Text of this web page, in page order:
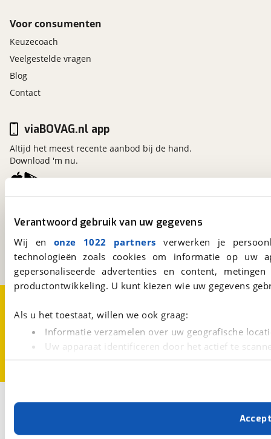
Verantwoord gebruik van uw gegevens
Wij en onze 1022 partners verwerken je
technologieën zoals cookies om informatie op
gepersonaliseerde advertenties en content,
productontwikkeling. U kunt kiezen wie uw gegevens
Als u het toestaat, willen we ook graag:
Informatie verzamelen over uw geografische
Uw apparaat identificeren door het actief te
Lees meer over hoe uw persoonlijke gegevens worden
Met cookies en vergelijkbare technieken zorgen we
cookies zorgen ervoor dat de website goed werkt.
verbeteren. We tonen je graag relevante advertenties
Voor consumenten
Keuzecoach
Veelgestelde vragen
Blog
Contact
Kosterijland15
Een initiatief van
BOVAG
viaBOVAG.nl app
Altijd het meest recente aanbod bij de hand.
Download 'm nu.
Cookievoorkeuren
Vacatures